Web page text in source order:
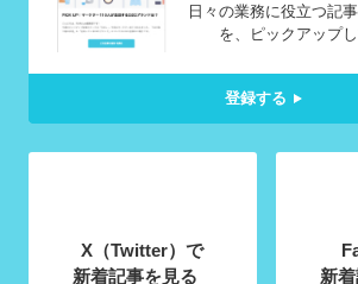
日々の業務に役立つ記
を、ピックアップ
登録する
X（Twitter）で
新着記事を見る
新